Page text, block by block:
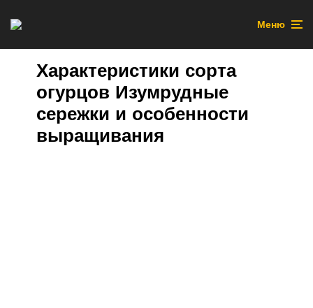
Меню
Характеристики сорта
огурцов Изумрудные
сережки и особенности
выращивания